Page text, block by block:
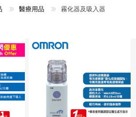
醫療用品 霧化器及吸入器